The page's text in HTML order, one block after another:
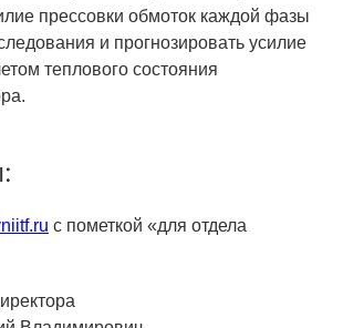
энергетики
центр ВЭИ
прессовки обмоток каждой фазы
и прогнозировать усилие
теплового состояния
c пометкой «для отдела